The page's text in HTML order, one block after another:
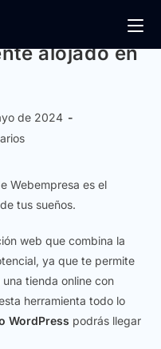
alojado en
de 2024
Webempresa es el
tus sueños.
web que combina la
ya que te permite
tienda online con
herramienta todo lo
WordPress podrás llegar